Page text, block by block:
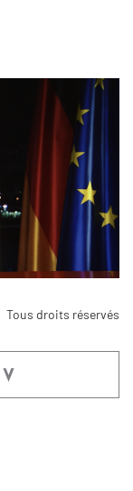
Tous droits réservés